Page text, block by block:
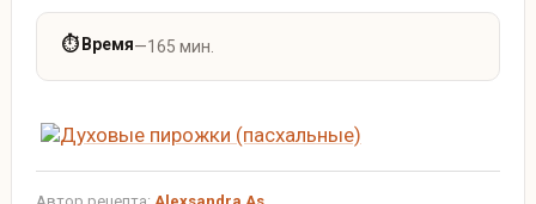
⏱ Время—165 мин.